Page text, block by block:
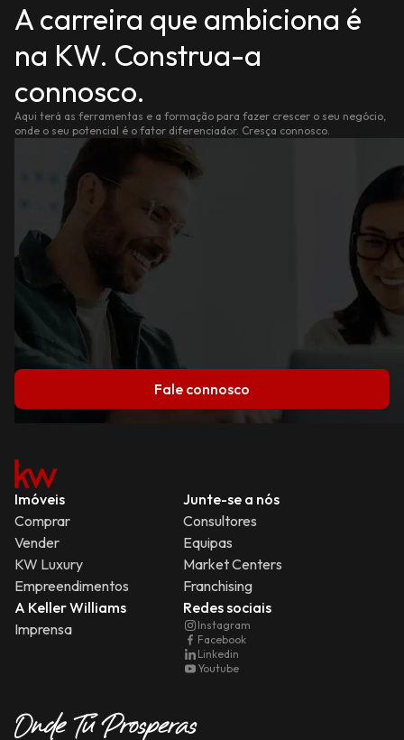
A carreira que ambiciona é
na KW. Construa-a
connosco.
Aqui terá as ferramentas e a formação para fazer crescer o seu negócio,
onde o seu potencial é o fator diferenciador. Cresça connosco.
Fale connosco
Imóveis
Comprar
Vender
KW Luxury
Empreendimentos
Junte-se a nós
Consultores
Equipas
Market Centers
Franchising
A Keller Williams
Imprensa
Redes sociais
Instagram
Facebook
Linkedin
Youtube